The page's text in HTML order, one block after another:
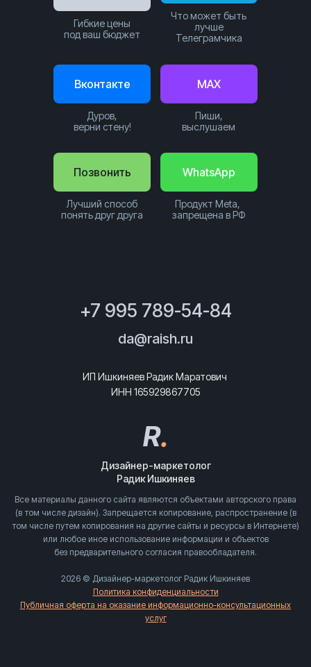
Позвонить
Лучший способ
понять друг друга
WhatsApp
Продукт Meta,
запрещена в РФ
Что может быть
лучше
Телеграмчика
Вконтакте
Дуров,
верни стену!
Гибкие цены
под ваш бюджет
MAX
Пиши,
выслушаем
+7 995 789-54-84
da@raish.ru
ИП Ишкиняев Радик Маратович
ИНН 165929867705
R.
Дизайнер-маркетолог
Радик Ишкиняев
Все материалы данного сайта являются объектами авторского права
(в том числе дизайн). Запрещается копирование, распространение (в
том числе путем копирования на другие сайты и ресурсы в Интернете)
или любое иное использование информации и объектов
без предварительного согласия правообладателя.
2026 © Дизайнер-маркетолог Радик Ишкиняев
Политика конфиденциальности
Публичная оферта на оказание информационно-консультационных
услуг